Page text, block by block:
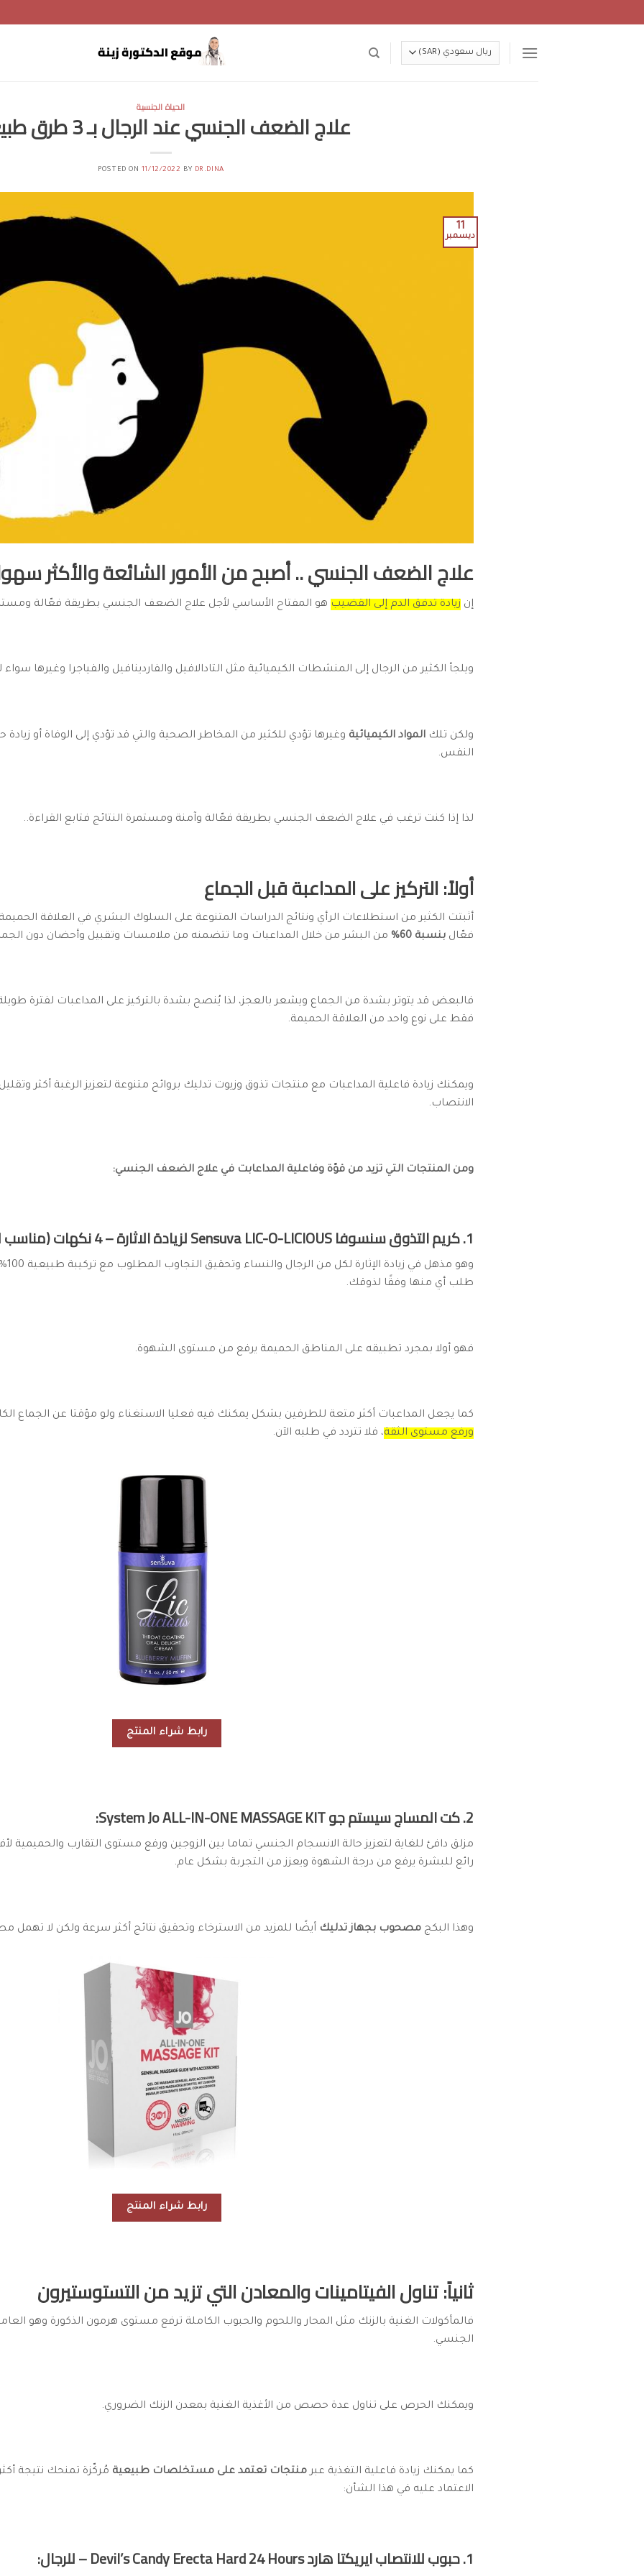
to
الحياة الجنسية
علاج الضعف الجنسي عند الرجال بـ 3 طرق طبيعية
POSTED ON 11/12/2022 BY DR.DINA
11
ديسمبر
علاج الضعف الجنسي .. أصبح من الأمور الشائعة والأكثر
إن زيادة تدفق الدم إلى القضيب هو المفتاح الأساسي لأجل علاج الضعف الجنسي بطريقة فعّالة
ويلجأ الكثير من الرجال إلى المنشطات الكيميائية مثل التادالافيل والفاردينافيل والفياجرا وغيرها سواء
ولكن تلك المواد الكيميائية وغيرها تؤدي للكثير من المخاطر الصحية والتي قد تؤدي إلى الوفاة أو زيادة
النفس.
لذا إذا كنت ترغب في علاج الضعف الجنسي بطريقة فعّالة وآمنة ومستمرة النتائج فتابع القراءة..
أولاً: التركيز على المداعبة قبل الجماع
أثبتت الكثير من استطلاعات الرأي ونتائج الدراسات المتنوعة على السلوك البشري في العلاقة
فعّال بنسبة 60% من البشر من خلال المداعبات وما تتضمنه من ملامسات وتقبيل وأحضان دون
فالبعض قد يتوتر بشدة من الجماع ويشعر بالعجز، لذا يُنصح بشدة بالتركيز على المداعبات لفترة طويلة
فقط على نوع واحد من العلاقة الحميمة.
ويمكنك زيادة فاعلية المداعبات مع منتجات تذوق وزيوت تدليك بروائح متنوعة لتعزيز الرغبة أكثر وتقليل
الانتصاب.
ومن المنتجات التي تزيد من قوّة وفاعلية المداعابت في علاج الضعف الجنسي:
1. كريم التذوق سنسوفا Sensuva LIC-O-LICIOUS لزيادة الاثارة – 4 نكهات (مناسب للرجال والنساء):
طلب أي منها وفقًا لذوقك.
فهو أولا بمجرد تطبيقه على المناطق الحميمة يرفع من مستوى الشهوة.
كما يجعل المداعبات أكثر متعة للطرفين بشكل يمكنك فيه فعليا الاستغناء ولو مؤقتا عن الجماع
ورفع مستوى الثقة، فلا تتردد في طلبه الآن.
رابط شراء المنتج
2. كت المساج سيستم جو System Jo ALL-IN-ONE MASSAGE KIT:
مزلق دافئ للغاية لتعزيز حالة الانسجام الجنسي تماما بين الزوجين ورفع مستوى التقارب
رائع للبشرة يرفع من درجة الشهوة ويعزز من التجربة بشكل عام.
وهذا البكج مصحوب بجهاز تدليك أيضًا للمزيد من الاسترخاء وتحقيق نتائج أكثر سرعة ولكن لا تهمل
رابط شراء المنتج
ثانياً: تناول الفيتامينات والمعادن التي تزيد من التستوستيرون
فالمأكولات الغنية بالزنك مثل المحار واللحوم والحبوب الكاملة ترفع مستوى هرمون الذكورة وهو
الجنسي.
ويمكنك الحرص على تناول عدة حصص من الأغذية الغنية بمعدن الزنك الضروري.
كما يمكنك زيادة فاعلية التغذية عبرمنتجات تعتمد على مستخلصات طبيعية مُركّزة تمنحك نتيجة
الاعتماد عليه في هذا الشأن:
1. حبوب للانتصاب ايريكتا هارد Devil’s Candy Erecta Hard 24 Hours – للرجال: